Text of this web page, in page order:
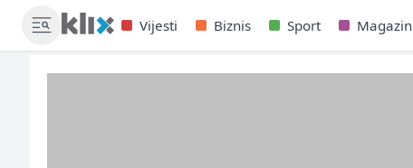
Vijesti Biznis Sport Magazin